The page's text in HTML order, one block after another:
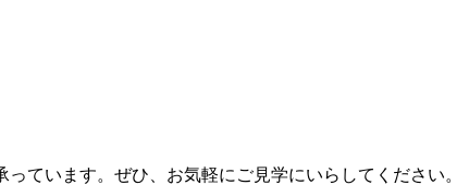
ています。ぜひ、お気軽にご見学にいらしてください。